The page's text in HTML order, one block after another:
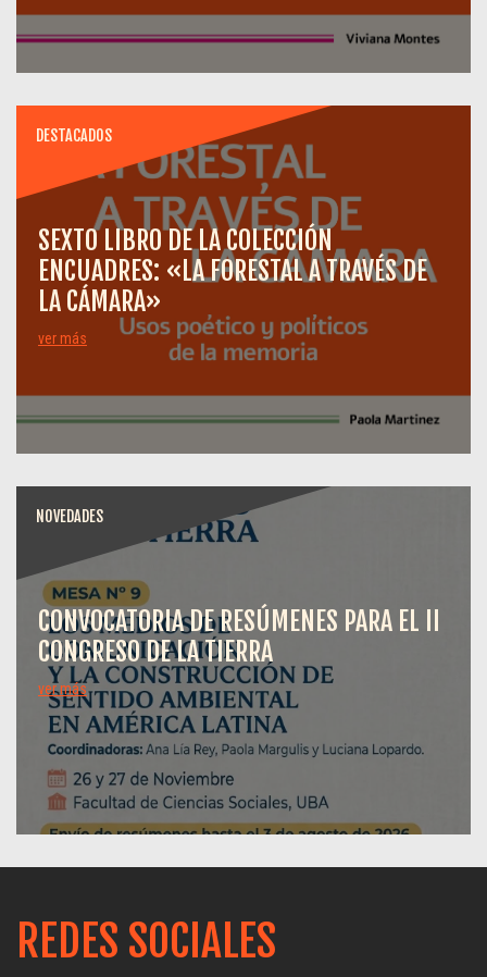
DESTACADOS
SEXTO LIBRO DE LA COLECCIÓN
ENCUADRES: «LA FORESTAL A TRAVÉS DE
LA CÁMARA»
ver más
NOVEDADES
CONVOCATORIA DE RESÚMENES PARA EL II
CONGRESO DE LA TIERRA
ver más
REDES SOCIALES